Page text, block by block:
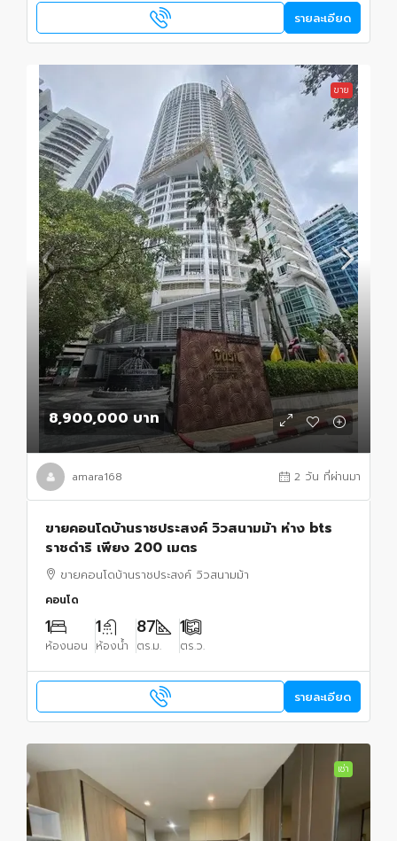
รายละเอียด
ขาย
8,900,000 บาท
amara168 2 วัน ที่ผ่านมา
ขายคอนโดบ้านราชประสงค์ วิวสนามม้า ห่าง bts
ราชดำริ เพียง 200 เมตร
ขายคอนโดบ้านราชประสงค์ วิวสนามม้า
คอนโด
1
ห้องนอน
1
ห้องน้ำ
87
ตร.ม.
1
ตร.ว.
รายละเอียด
เช่า